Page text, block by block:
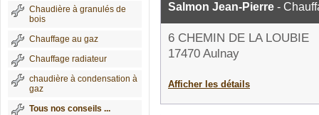
Chaudière à granulés de
bois
Chauffage au gaz
Chauffage radiateur
chaudière à condensation à
gaz
Tous nos conseils ...
Salmon Jean-Pierre -
6 CHEMIN DE LA LOUBIE
17470 Aulnay
Afficher les détails